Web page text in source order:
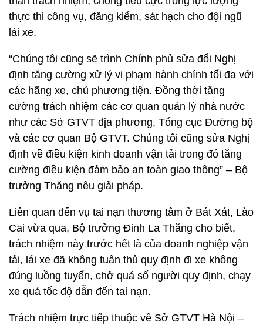
thực thi công vụ, đăng kiểm, sát hạch cho đội ngũ
lái xe.
“Chúng tôi cũng sẽ trình Chính phủ sửa đổi Nghị
định tăng cường xử lý vi phạm hành chính tối đa với
các hãng xe, chủ phương tiện. Đồng thời tăng
cường trách nhiệm các cơ quan quản lý nhà nước
như các Sở GTVT địa phương, Tổng cục Đường bộ
và các cơ quan Bộ GTVT. Chúng tôi cũng sửa Nghị
định về điều kiện kinh doanh vận tải trong đó tăng
cường điều kiện đảm bảo an toàn giao thông” – Bộ
trưởng Thăng nêu giải pháp.
Liên quan đến vụ tai nạn thương tâm ở Bát Xát, Lào
Cai vừa qua, Bộ trưởng Đinh La Thăng cho biết,
trách nhiệm này trước hết là của doanh nghiệp vận
tải, lái xe đã không tuân thủ quy định đi xe không
đúng luồng tuyến, chở quá số người quy định, chạy
xe quá tốc độ dẫn đến tai nạn.
Trách nhiệm trực tiếp thuộc về Sở GTVT Hà Nội –